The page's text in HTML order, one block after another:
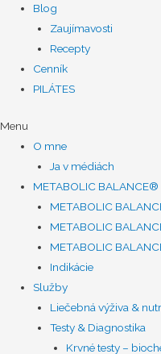
Blog
Zaujímavosti
Recepty
Cenník
PILÁTES
Menu
O mne
Ja v médiách
METABOLIC BALANCE®
METABOLIC
METABOLIC
METABOLIC
Indikácie
Služby
Liečebná výživa &
Testy & Diagnostika
Krvné testy –